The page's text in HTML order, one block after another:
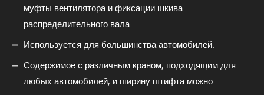
муфты вентилятора и фиксации шкива
распределительного вала.
Используется для большинства автомобилей.
Содержимое с различным краном, подходящим для
любых автомобилей, и ширину штифта можно